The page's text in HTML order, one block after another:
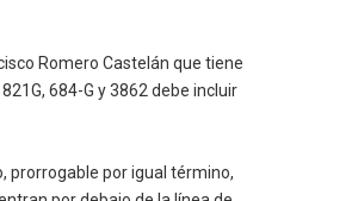
Romero Castelán que tiene
684-G y 3862 debe incluir
prorrogable por igual término,